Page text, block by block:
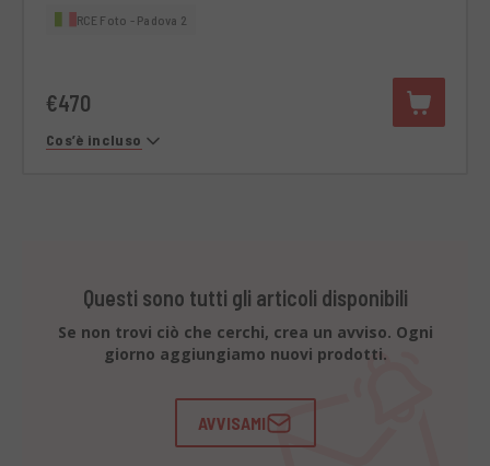
RCE Foto - Padova 2
€470
Cos’è incluso
Questi sono tutti gli articoli disponibili
Se non trovi ciò che cerchi, crea un avviso. Ogni
giorno aggiungiamo nuovi prodotti.
AVVISAMI